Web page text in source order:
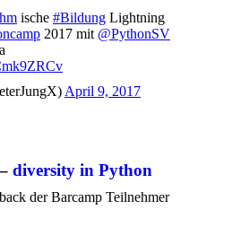
ische #Bildung Lightning
2017 mit @PythonSV
April 9, 2017
diversity in Python
der Barcamp Teilnehmer